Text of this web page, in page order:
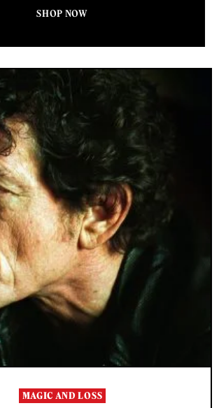
SHOP NOW
MAGIC AND LOSS